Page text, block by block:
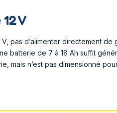
V
pas d’alimenter directement
batterie de 7 à 18 Ah suffit
mais n’est pas dimensionné